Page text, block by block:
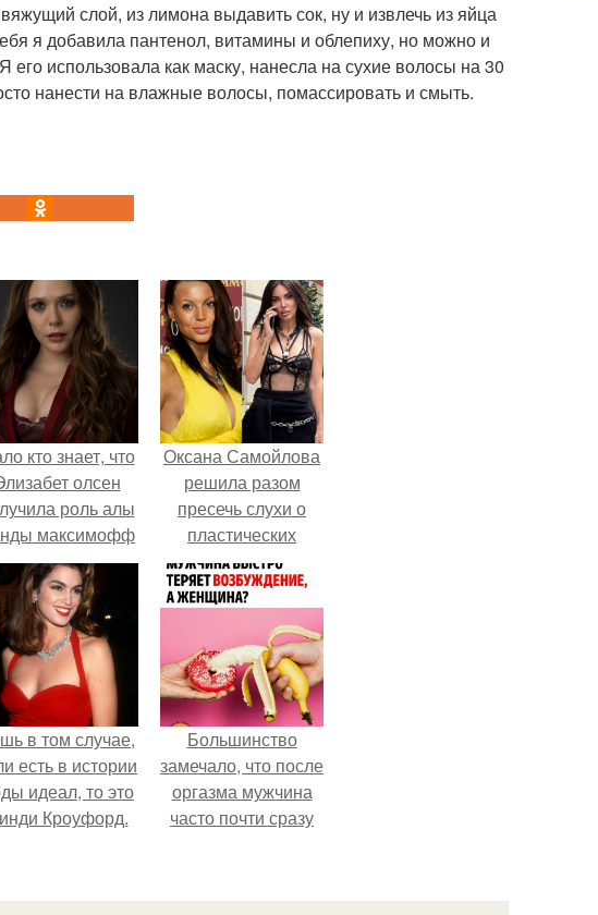
слой, из лимона выдавить сок, ну и извлечь из яйца
я добавила пантенол, витамины и облепиху, но можно и
использовала как маску, нанесла на сухие волосы на 30
нанести на влажные волосы, помассировать и смыть.
кто знает, что
олсен
роль алы
максимофф
не сразу.
Оксана Самойлова
решила разом
пресечь слухи о
пластических
операциях и
публично
прояснила
ситуацию.
в том случае,
есть в истории
идеал, то это
Кроуфорд.
Большинство
замечало, что после
оргазма мужчина
часто почти сразу
как женщина может